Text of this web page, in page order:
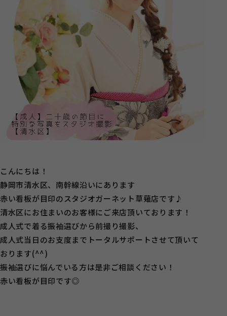
こんにちは！
静岡市清水区、南幹線沿いにあります
赤い看板が目印のスタジオガーネット草薙店です♪
清水区にお住まいのお客様にご来店頂いております！
成人式で着る振袖選びから前撮り撮影、
成人式当日のお支度までトータルサポートさせて頂いて
おります(^^)
振袖選びに悩んでいる方は是非ご相談ください！
赤い看板が目印です◎